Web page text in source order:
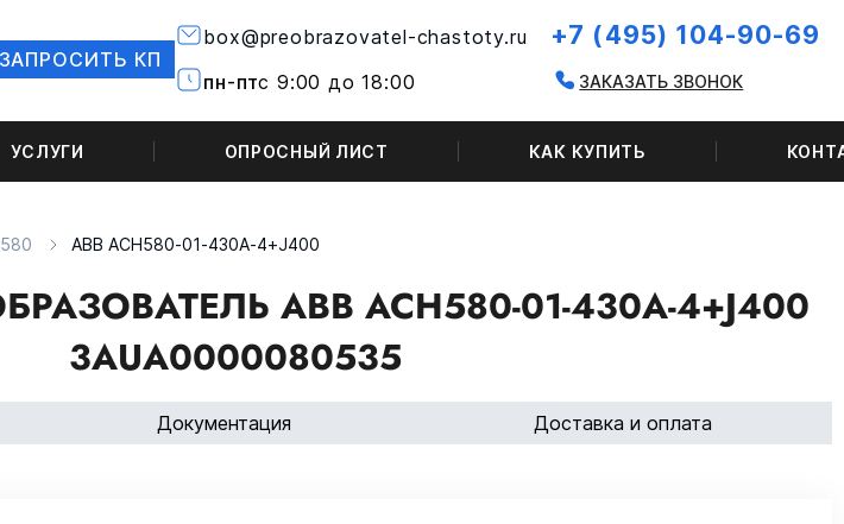
ЗАПРОСИТЬ КП
box@preobrazovatel-chastoty.ru +7 (495) 104-90-69
пн-птс 9:00 до 18:00 ЗАКАЗАТЬ ЗВОНОК
УСЛУГИ ОПРОСНЫЙ ЛИСТ КАК КУПИТЬ
ABB ACH580-01-430A-4+J400
ABB ACH580-01-430A-4+J400
3AUA0000080535
Документация Доставка и оплата